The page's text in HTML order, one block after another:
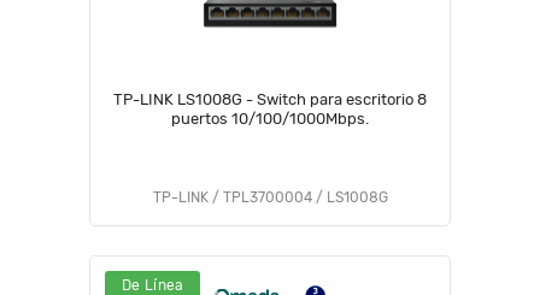
TP-LINK LS1008G - Switch para escritorio 8
puertos 10/100/1000Mbps.
TP-LINK / TPL3700004 / LS1008G
De Línea